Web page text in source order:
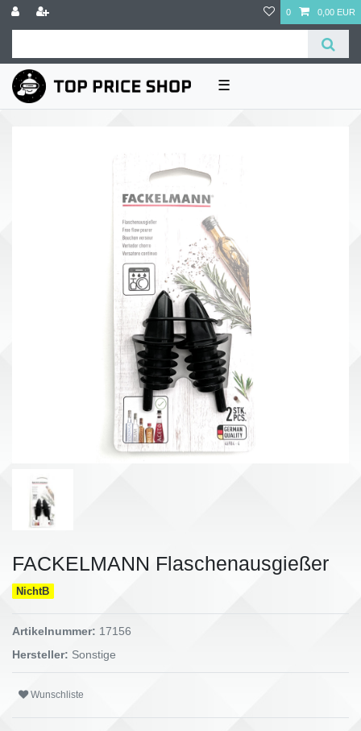
0 0,00 EUR
☰
FACKELMANN Flaschenausgießer
NichtB
Artikelnummer: 17156
Hersteller: Sonstige
Wunschliste